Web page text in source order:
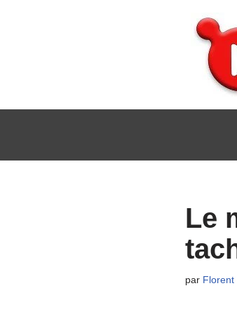
Le
par Florent